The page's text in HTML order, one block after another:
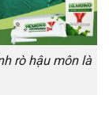
rò hậu môn là